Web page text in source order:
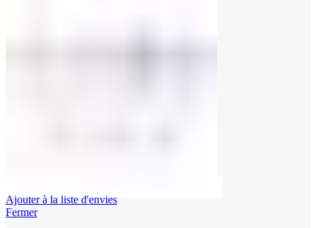
Ajouter à la liste d'envies
Fermer